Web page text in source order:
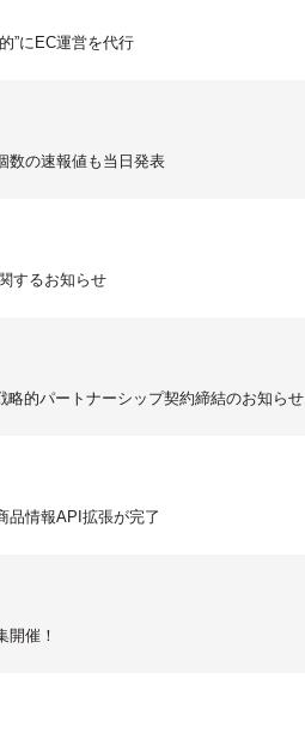
”にEC運営を代行
数の速報値も当日発表
するお知らせ
的パートナーシップ契約締結のお知らせ
品情報API拡張が完了
催！